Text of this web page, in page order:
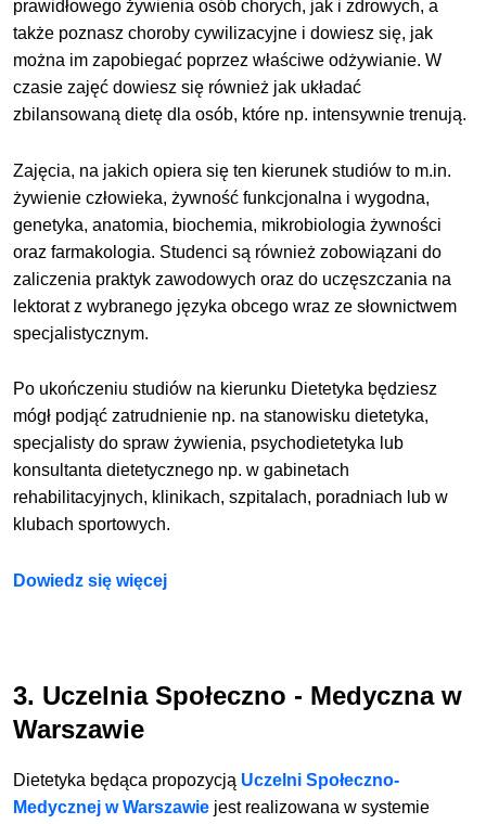
prawidłowego żywienia osób chorych, jak i zdrowych, a
także poznasz choroby cywilizacyjne i dowiesz się, jak
można im zapobiegać poprzez właściwe odżywianie. W
czasie zajęć dowiesz się również jak układać
zbilansowaną dietę dla osób, które np. intensywnie trenują.
Zajęcia, na jakich opiera się ten kierunek studiów to m.in.
żywienie człowieka, żywność funkcjonalna i wygodna,
genetyka, anatomia, biochemia, mikrobiologia żywności
oraz farmakologia. Studenci są również zobowiązani do
zaliczenia praktyk zawodowych oraz do uczęszczania na
lektorat z wybranego języka obcego wraz ze słownictwem
specjalistycznym.
Po ukończeniu studiów na kierunku Dietetyka będziesz
mógł podjąć zatrudnienie np. na stanowisku dietetyka,
specjalisty do spraw żywienia, psychodietetyka lub
konsultanta dietetycznego np. w gabinetach
rehabilitacyjnych, klinikach, szpitalach, poradniach lub w
klubach sportowych.
Dowiedz się więcej
3. Uczelnia Społeczno - Medyczna w
Warszawie
Dietetyka będąca propozycją Uczelni Społeczno-
Medycznej w Warszawie jest realizowana w systemie